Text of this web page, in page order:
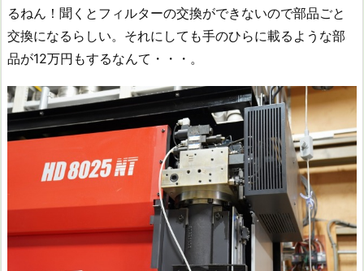
るねん！聞くとフィルターの交換ができないので部品ごと
交換になるらしい。それにしても手のひらに載るような部
品が12万円もするなんて・・・。